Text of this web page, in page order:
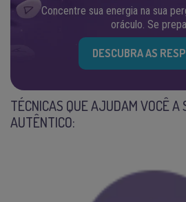
Concentre sua energia na sua
oráculo. Se
DESCUBRA AS
TÉCNICAS QUE AJUDAM VOCÊ A
AUTÊNTICO: